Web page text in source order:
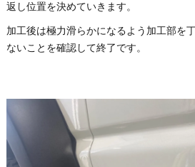
返し位置を決めていきます。
加工後は極力滑らかになるよう加工部を
ないことを確認して終了です。